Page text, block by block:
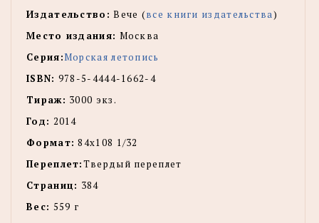
Издательство: Вече (все книги издательства)
Место издания: Москва
Серия:Морская летопись
ISBN: 978-5-4444-1662-4
Тираж: 3000 экз.
Год: 2014
Формат: 84х108 1/32
Переплет:Твердый переплет
Страниц: 384
Вес: 559 г